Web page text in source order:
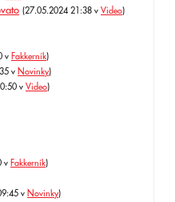
(27.05.2024 21:38 v Video)
v Fakkerník)
v Novinky)
v Video)
v Fakkerník)
v Novinky)